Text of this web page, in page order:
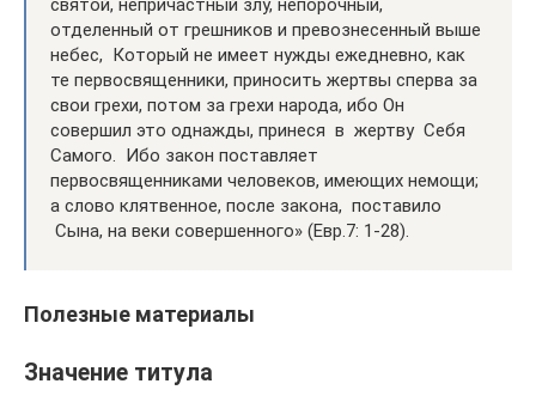
святой, непричастный злу, непорочный,
отделенный от грешников и превознесенный выше
небес, Который не имеет нужды ежедневно, как
те первосвященники, приносить жертвы сперва за
свои грехи, потом за грехи народа, ибо Он
совершил это однажды, принеся в жертву Себя
Самого. Ибо закон поставляет
первосвященниками человеков, имеющих немощи;
а слово клятвенное, после закона, поставило
Сына, на веки совершенного» (Евр.7: 1-28).
Полезные материалы
Значение титула